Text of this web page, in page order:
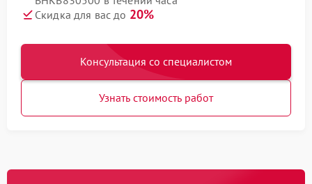
Скидка для вас до 20%
Консультация со специалистом
Узнать стоимость работ